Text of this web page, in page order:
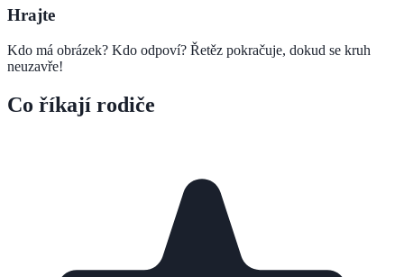
Hrajte
Kdo má obrázek? Kdo odpoví? Řetěz pokračuje, dokud se kruh
neuzavře!
Co říkají rodiče